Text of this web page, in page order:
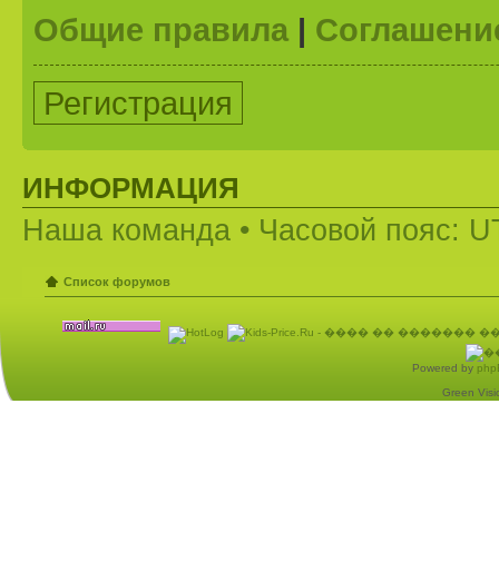
Общие правила |
Регистрация
ИНФОРМАЦИЯ
Наша команда • Часовой пояс:
Список форумов
Powered by
Green